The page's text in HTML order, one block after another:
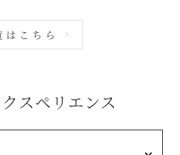
はこちら
スペリエンス